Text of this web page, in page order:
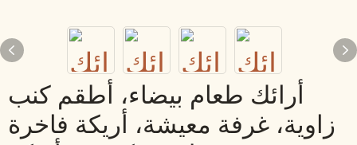
أرائك طعام بيضاء، أطقم كنب
زاوية، غرفة معيشة، أريكة فاخرة